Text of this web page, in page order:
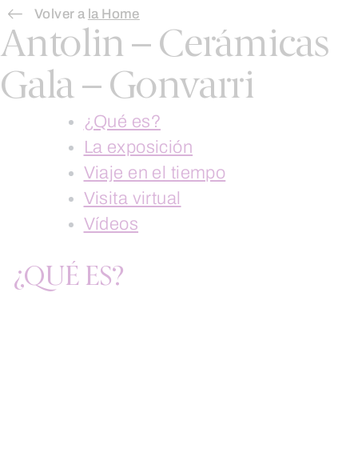
Skip
to
content
Volver a la Home
Antolin – Cerámicas
Gala – Gonvarri
¿Qué es?
La exposición
Viaje en el tiempo
Visita virtual
Vídeos
¿QUÉ ES?